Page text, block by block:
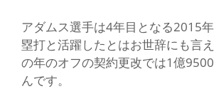
アダムス選手は4年目となる2015
塁打と活躍したとはお世辞にも言
の年のオフの契約更改では1億
んです。